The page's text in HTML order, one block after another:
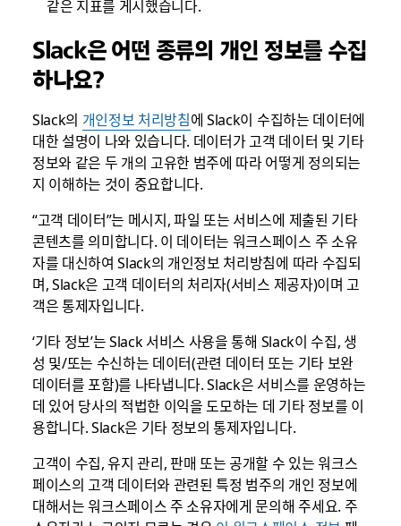
같은 지표를 게시했습니다.
Slack은 어떤 종류의 개인 정보를 수집
하나요?
Slack의 개인정보 처리방침에 Slack이 수집하는 데이터에
대한 설명이 나와 있습니다. 데이터가 고객 데이터 및 기타
정보와 같은 두 개의 고유한 범주에 따라 어떻게 정의되는
지 이해하는 것이 중요합니다.
“고객 데이터”는 메시지, 파일 또는 서비스에 제출된 기타
콘텐츠를 의미합니다. 이 데이터는 워크스페이스 주 소유
자를 대신하여 Slack의 개인정보 처리방침에 따라 수집되
며, Slack은 고객 데이터의 처리자(서비스 제공자)이며 고
객은 통제자입니다.
‘기타 정보’는 Slack 서비스 사용을 통해 Slack이 수집, 생
성 및/또는 수신하는 데이터(관련 데이터 또는 기타 보완
데이터를 포함)를 나타냅니다. Slack은 서비스를 운영하는
데 있어 당사의 적법한 이익을 도모하는 데 기타 정보를 이
용합니다. Slack은 기타 정보의 통제자입니다.
고객이 수집, 유지 관리, 판매 또는 공개할 수 있는 워크스
페이스의 고객 데이터와 관련된 특정 범주의 개인 정보에
대해서는 워크스페이스 주 소유자에게 문의해 주세요. 주